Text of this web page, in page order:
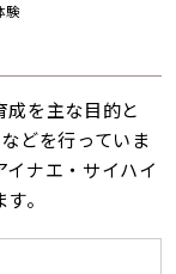
験
を主な目的と
どを行っていま
ナエ・サイハイ
。